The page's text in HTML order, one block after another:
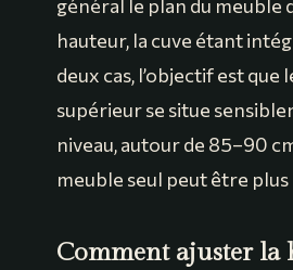
général le plan du meuble
hauteur, la cuve étant
deux cas, l’objectif est que
supérieur se situe
niveau, autour de 85–90
meuble seul peut être plus
Comment ajuster la